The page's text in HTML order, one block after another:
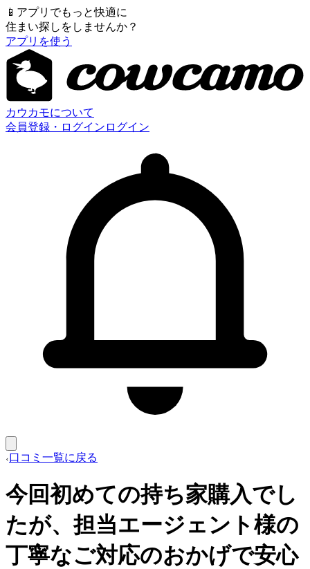
📱 アプリでもっと快適に
住まい探しをしませんか？
アプリを使う
カウカモについて
会員登録・ログイン ログイン
口コミ一覧に戻る
今回初めての持ち家購入でし
たが、担当エージェント様の
丁寧なご対応のおかげで安心